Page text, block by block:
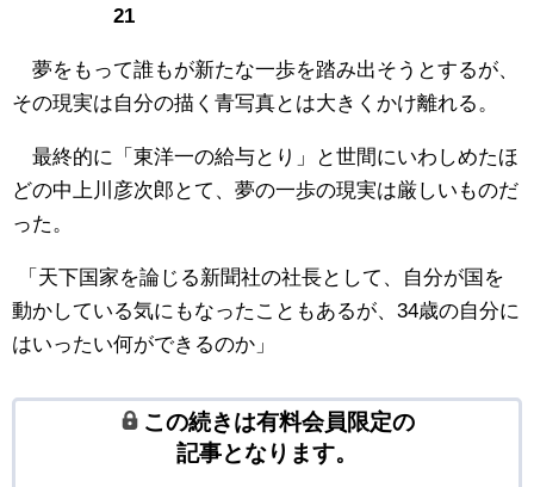
21
夢をもって誰もが新たな一歩を踏み出そうとするが、
その現実は自分の描く青写真とは大きくかけ離れる。
最終的に「東洋一の給与とり」と世間にいわしめたほ
どの中上川彦次郎とて、夢の一歩の現実は厳しいものだ
った。
「天下国家を論じる新聞社の社長として、自分が国を
動かしている気にもなったこともあるが、34歳の自分に
はいったい何ができるのか」
この続きは有料会員限定の
記事となります。